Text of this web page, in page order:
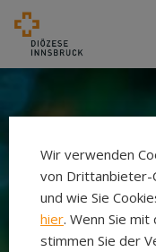
Wir verwenden
von Drittanbieter-
und wie Sie
hier. Wenn Sie
stimmen Sie der